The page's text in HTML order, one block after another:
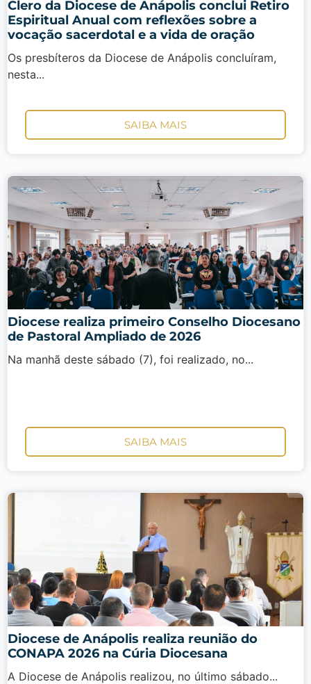
Clero da Diocese de Anápolis conclui Retiro
Espiritual Anual com reflexões sobre a
vocação sacerdotal e a vida de oração
Os presbíteros da Diocese de Anápolis concluíram,
nesta...
SAIBA MAIS
Diocese realiza primeiro Conselho Diocesano
de Pastoral Ampliado de 2026
Na manhã deste sábado (7), foi realizado, no...
SAIBA MAIS
Diocese de Anápolis realiza reunião do
CONAPA 2026 na Cúria Diocesana
A Diocese de Anápolis realizou, no último sábado...